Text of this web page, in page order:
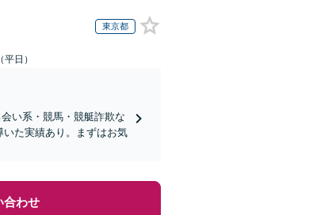
東京都
日）
い系・競馬・競艇詐欺な
た実績あり。まずはお気
合わせ